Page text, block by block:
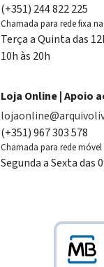
(+351) 244 822 225
Chamada para rede fixa
Terça a Quinta das
10h às 20h
Loja Online | Apoio
(+351) 967 303 578
Chamada para rede
Segunda a Sexta das